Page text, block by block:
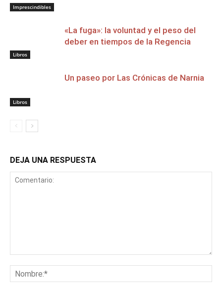
Imprescindibles
Libros
«La fuga»: la voluntad y el peso del
deber en tiempos de la Regencia
Libros
Un paseo por Las Crónicas de Narnia
DEJA UNA RESPUESTA